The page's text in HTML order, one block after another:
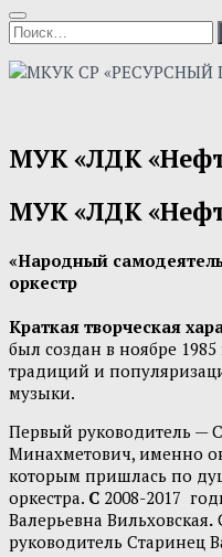
МУК «ЛДК
МУК «ЛДК
«Народный
оркестр
Краткая творческая
был создан в ноябре
традиций и
музыки.
Первый руководитель —
Минахметович, именно
которым пришлась по
оркестра. С 2008-2017
Валерьевна Вильховская.
руководитель Старинец